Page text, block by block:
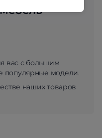
вас с большим
популярные модели.
наших товаров